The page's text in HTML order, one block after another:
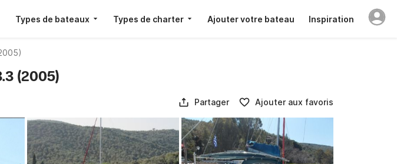
Types de bateaux Types de charter Ajouter votre bateau Inspiration
(2005)
Partager Ajouter aux favoris